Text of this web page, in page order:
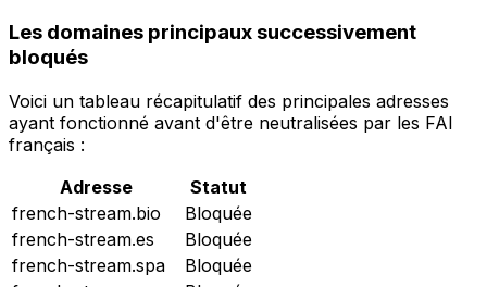
Les domaines principaux successivement
bloqués
Voici un tableau récapitulatif des principales adresses
ayant fonctionné avant d'être neutralisées par les FAI
français :
Adresse
Statut
french-stream.bio
Bloquée
french-stream.es
Bloquée
french-stream.spa
Bloquée